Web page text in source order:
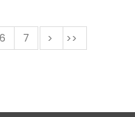
6 7 次